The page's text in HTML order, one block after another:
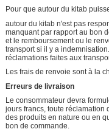
Pour que autour du kitab
autour du kitab n'est pas
manquant par rapport au bon
et le remboursement ou le
transport si il y a
réclamations faites aux
Les frais de renvoie sont à la
Erreurs de livraison
Le consommateur devra
jours francs, toute réclamation
des produits en nature ou en
bon de commande.